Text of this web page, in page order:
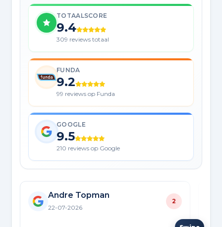
TOTAALSCORE
9.4
309 reviews totaal
FUNDA
9.2
99 reviews op Funda
GOOGLE
9.5
210 reviews op Google
Andre Topman
22-07-2026
2